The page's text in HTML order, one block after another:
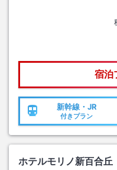
宿泊
新幹線・JR
付きプラン
ホテルモリノ新百合丘